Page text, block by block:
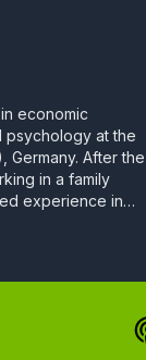
economic
psychology at the
Germany. After the
in a family
experience in
Recruiting, as well